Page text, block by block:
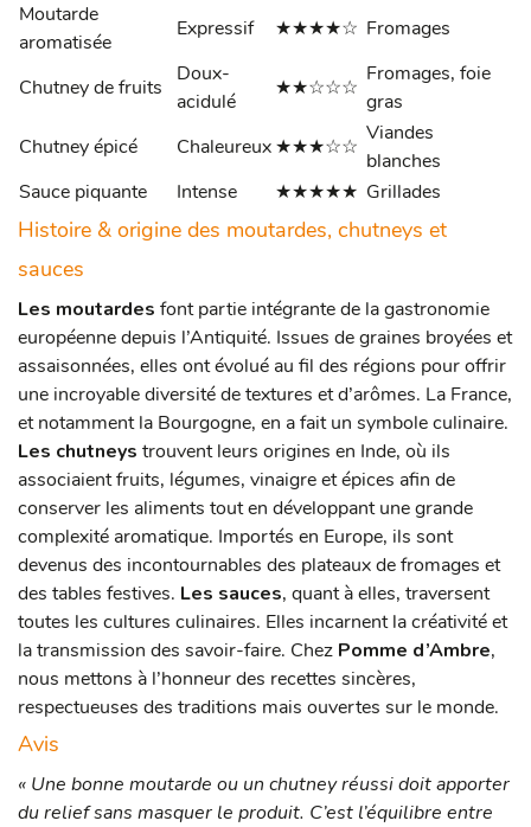
Moutarde
aromatisée
Expressif ★★★★☆ Fromages
Chutney de fruits
Doux-
acidulé
★★☆☆☆
Fromages, foie
gras
Chutney épicé
Chaleureux★★★☆☆
Viandes
blanches
Sauce piquante
Intense ★★★★★ Grillades
Histoire & origine des moutardes, chutneys et
sauces
Les moutardes font partie intégrante de la gastronomie
européenne depuis l’Antiquité. Issues de graines broyées et
assaisonnées, elles ont évolué au fil des régions pour offrir
une incroyable diversité de textures et d’arômes. La France,
et notamment la Bourgogne, en a fait un symbole culinaire.
Les chutneys trouvent leurs origines en Inde, où ils
associaient fruits, légumes, vinaigre et épices afin de
conserver les aliments tout en développant une grande
complexité aromatique. Importés en Europe, ils sont
devenus des incontournables des plateaux de fromages et
des tables festives. Les sauces, quant à elles, traversent
toutes les cultures culinaires. Elles incarnent la créativité et
la transmission des savoir-faire. Chez Pomme d’Ambre,
nous mettons à l’honneur des recettes sincères,
respectueuses des traditions mais ouvertes sur le monde.
Avis
« Une bonne moutarde ou un chutney réussi doit apporter
du relief sans masquer le produit. C’est l’équilibre entre